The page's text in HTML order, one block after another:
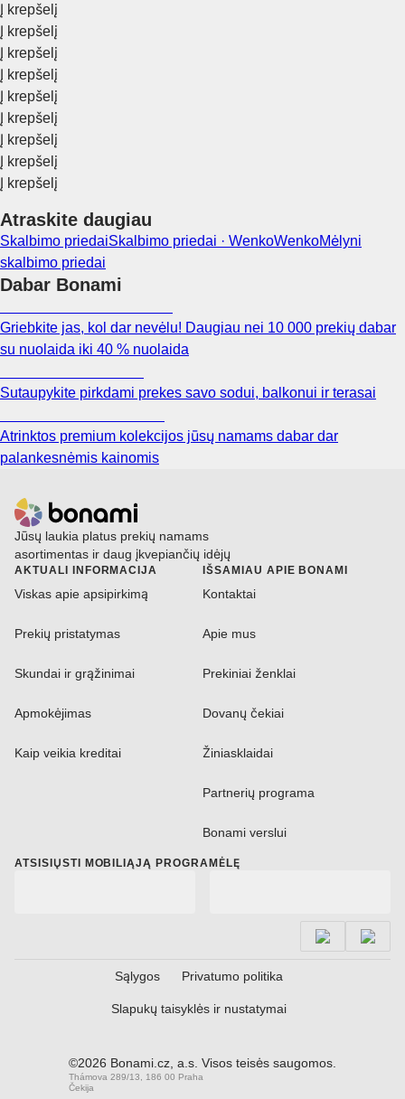
Į krepšelį
Į krepšelį
Į krepšelį
Į krepšelį
Į krepšelį
Į krepšelį
Į krepšelį
Į krepšelį
Į krepšelį
Atraskite daugiau
Skalbimo priedaiSkalbimo priedai · WenkoWenkoMėlyni
skalbimo priedai
Dabar Bonami
Griebkite jas, kol dar nevėlu! Daugiau nei 10 000 prekių dabar
su nuolaida iki 40 % nuolaida
Sutaupykite pirkdami prekes savo sodui, balkonui ir terasai
Atrinktos premium kolekcijos jūsų namams dabar dar
palankesnėmis kainomis
Jūsų laukia platus prekių namams
asortimentas ir daug įkvepiančių idėjų
AKTUALI INFORMACIJA
Viskas apie apsipirkimą
Prekių pristatymas
Skundai ir grąžinimai
Apmokėjimas
Kaip veikia kreditai
IŠSAMIAU APIE BONAMI
Kontaktai
Apie mus
Prekiniai ženklai
Dovanų čekiai
Žiniasklaidai
Partnerių programa
Bonami verslui
ATSISIŲSTI MOBILIĄJĄ PROGRAMĖLĘ
Sąlygos Privatumo politika
Slapukų taisyklės ir nustatymai
©2026 Bonami.cz, a.s. Visos teisės saugomos.
Thámova 289/13, 186 00 Praha
Čekija